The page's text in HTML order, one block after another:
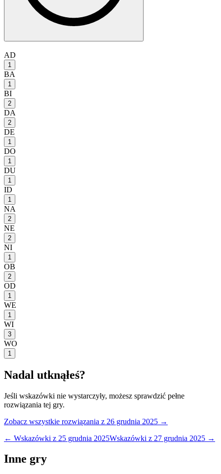
AD
1
BA
1
BI
2
DA
2
DE
1
DO
1
DU
1
ID
1
NA
2
NE
2
NI
1
OB
2
OD
1
WE
1
WI
3
WO
1
Nadal utknąłeś?
Jeśli wskazówki nie wystarczyły, możesz sprawdzić pełne
rozwiązania tej gry.
Zobacz wszystkie rozwiązania z 26 grudnia 2025 →
← Wskazówki z 25 grudnia 2025Wskazówki z 27 grudnia 2025 →
Inne gry